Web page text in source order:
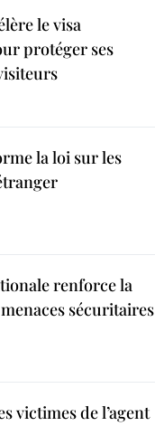
le visa
protéger ses
la loi sur les
renforce la
sécuritaires
victimes de l’agent